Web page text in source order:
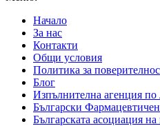
Начало
За нас
Контакти
Общи условия
Политика за
Блог
Изпълнителна агенция по
Български
Българската асоциация